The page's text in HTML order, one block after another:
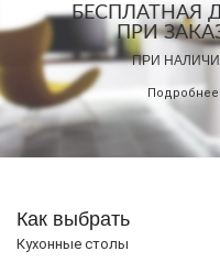
БЕСПЛАТНАЯ
ПРИ
ПРИ
Как выбрать
Кухонные столы